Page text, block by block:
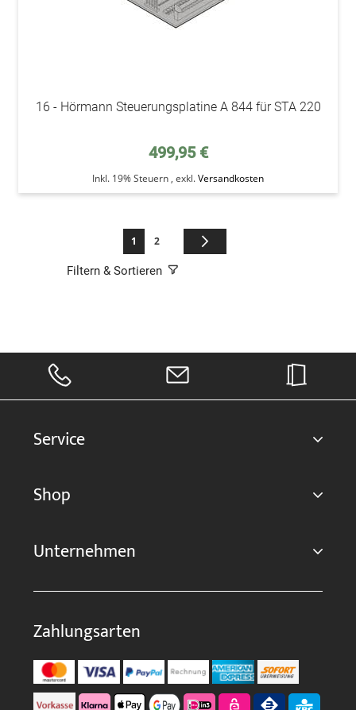
16 - Hörmann Steuerungsplatine A 844 für STA 220
499,95 €
Inkl. 19% Steuern , exkl.Versandkosten
Seite
Sie lesen gerade die Seite
1 Seite
2
Filtern & Sortieren
Service
Shop
Unternehmen
Zahlungsarten